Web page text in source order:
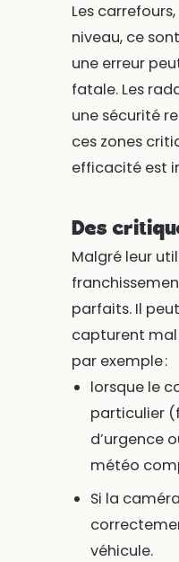
Les
niveau, ce
une erreur
fatale. Les
une sécurité
ces zones
efficacité est
Des
Malgré leur
parfaits. Il
capturent
par exemple :
lorsque le
particulier
d’urgence
météo
Si la
véhicule.